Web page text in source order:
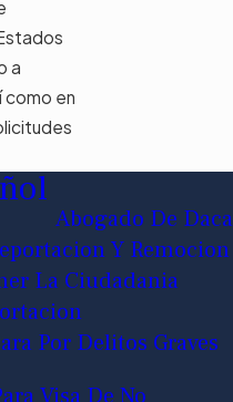
a
en
Abogado De Daca
Y Remocion
La Ciudadania
Por Delitos Graves
Visa De No